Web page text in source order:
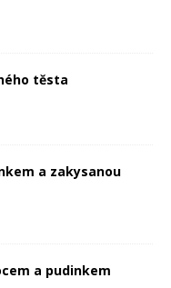
těsta
a zakysanou
a pudinkem